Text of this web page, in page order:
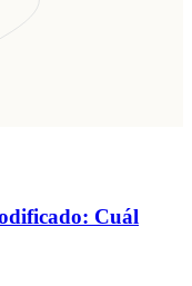
Cuál